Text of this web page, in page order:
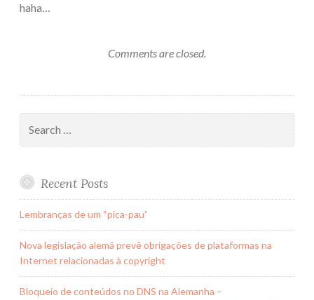
haha…
Comments are closed.
for:
Recent Posts
Lembranças de um “pica-pau”
Nova legislação alemã prevê obrigações de plataformas na
Internet relacionadas à copyright
Bloqueio de conteúdos no DNS na Alemanha –